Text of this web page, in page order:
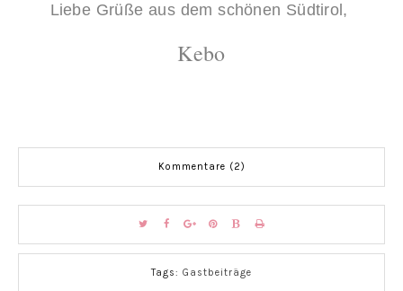
Liebe Grüße aus dem schönen Südtirol,
Kebo
Kommentare (2)
Tags: Gastbeiträge